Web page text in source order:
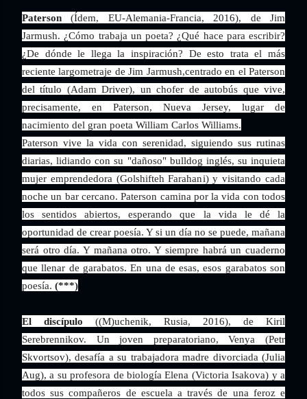
Paterson (Ídem, EU-Alemania-Francia, 2016), de Jim
Jarmush. ¿Cómo trabaja un poeta? ¿Qué hace para escribir?
¿De dónde le llega la inspiración? De esto trata el más
reciente largometraje de Jim Jarmush,centrado en el Paterson
del título (Adam Driver), un chofer de autobús que vive,
precisamente, en Paterson, Nueva Jersey, lugar de
nacimiento del gran poeta William Carlos Williams.
Paterson vive la vida con serenidad, siguiendo sus rutinas
diarias, lidiando con su "dañoso" bulldog inglés, su inquieta
mujer emprendedora (Golshifteh Farahani) y visitando cada
noche un bar cercano. Paterson camina por la vida con todos
los sentidos abiertos, esperando que la vida le dé la
oportunidad de crear poesía. Y si un día no se puede, mañana
será otro día. Y mañana otro. Y siempre habrá un cuaderno
que llenar de garabatos. En una de esas, esos garabatos son
poesía. (***)
El discípulo ((M)uchenik, Rusia, 2016), de Kiril
Serebrennikov. Un joven preparatoriano, Venya (Petr
Skvortsov), desafía a su trabajadora madre divorciada (Julia
Aug), a su profesora de biología Elena (Victoria Isakova) y a
todos sus compañeros de escuela a través de una feroz e